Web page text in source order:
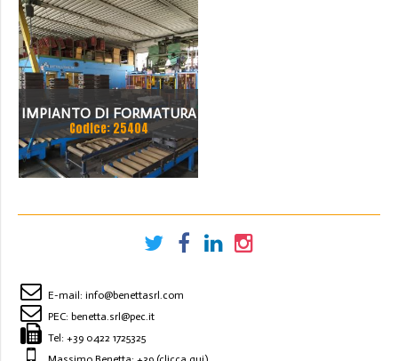
IMPIANTO DI FORMATURA
E ACCOPPIAMENTO
STAFFE
Codice: 25404
E-mail: info@benettasrl.com
PEC: benetta.srl@pec.it
Tel: +39 0422 1725325